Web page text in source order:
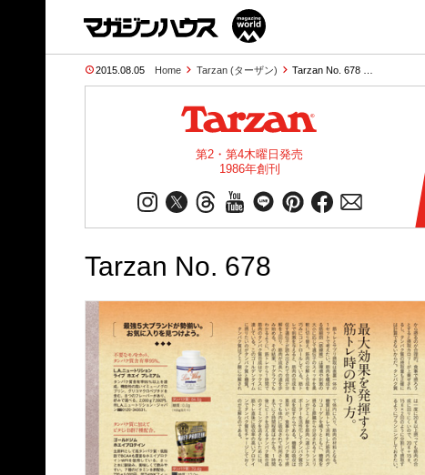
2015.08.05 Home Tarzan (ターザン) Tarzan No. 678 …
第2・第4木曜日発売
1986年創刊
Tarzan No. 678